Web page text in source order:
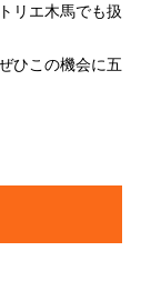
リエ木馬でも扱
ひこの機会に五